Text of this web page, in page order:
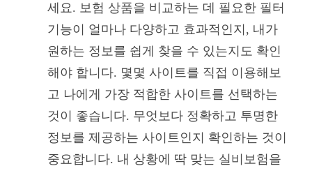
세요. 보험 상품을 비교하는 데 필요한 필터
기능이 얼마나 다양하고 효과적인지, 내가
원하는 정보를 쉽게 찾을 수 있는지도 확인
해야 합니다. 몇몇 사이트를 직접 이용해보
고 나에게 가장 적합한 사이트를 선택하는
것이 좋습니다. 무엇보다 정확하고 투명한
정보를 제공하는 사이트인지 확인하는 것이
중요합니다. 내 상황에 딱 맞는 실비보험을